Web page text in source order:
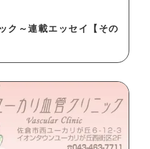
ク～連載エッセイ【その